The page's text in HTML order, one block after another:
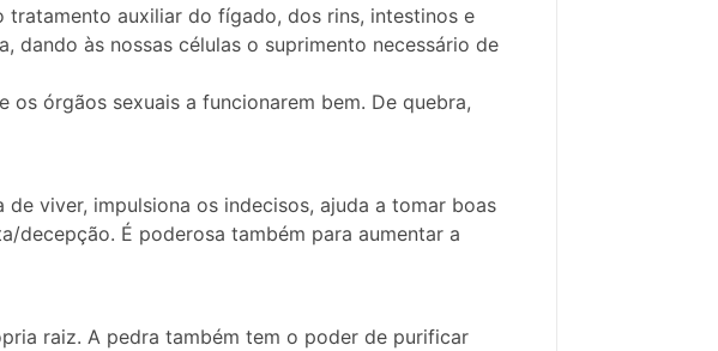
auxiliar do fígado, dos rins, intestinos e
dando às nossas células o suprimento necessário de
órgãos sexuais a funcionarem bem. De quebra,
viver, impulsiona os indecisos, ajuda a tomar boas
decepção. É poderosa também para aumentar a
raiz. A pedra também tem o poder de purificar